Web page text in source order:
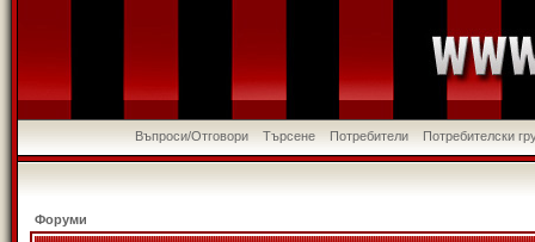
Въпроси/Отговори Търсене Потребители Потребителски
Форуми